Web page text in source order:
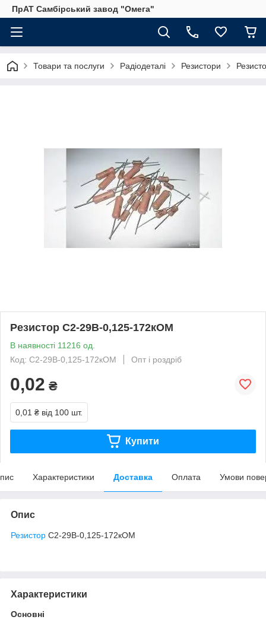
ПрАТ Самбірський завод "Омега"
Товари та послуги Радіодеталі Резистори
Резистор С2-29В-0,125-172кОМ
В наявності 11216 од.
Код: С2-29В-0,125-172кОМ
Опт і роздріб
0,02 ₴
0,01 ₴ від 100 шт.
Купити
Характеристики Доставка Оплата Умови
Опис
Резистор С2-29В-0,125-172кОМ
Характеристики
Основні